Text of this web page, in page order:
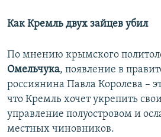
Как Кремль двух зайцев убил
По мнению крымского
Омельчука, появление в
россиянина Павла Королева –
что Кремль хочет укрепить
управление полуостровом и
местных чиновников.